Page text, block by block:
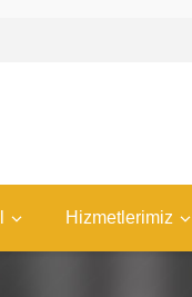
Hizmetlerimiz